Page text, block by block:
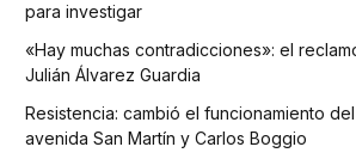
para investigar
«Hay muchas contradicciones»: el
Julián Álvarez Guardia
Resistencia: cambió el funcionamiento
avenida San Martín y Carlos Boggio